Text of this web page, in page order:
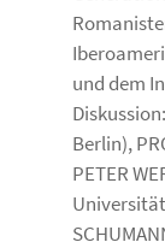
und dem
Diskussion:
Berlin),
PETER